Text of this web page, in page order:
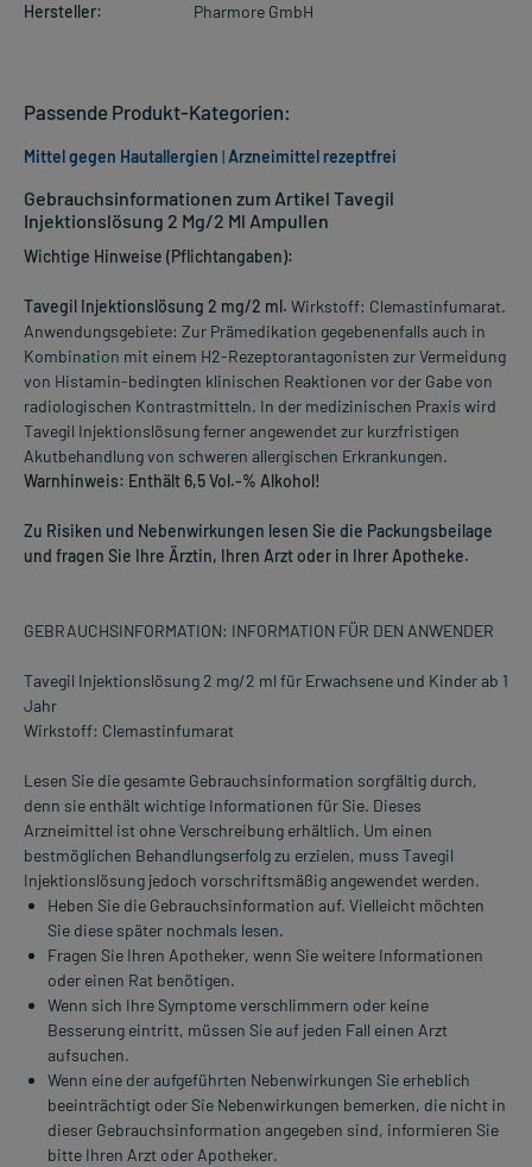
Hersteller:
Pharmore GmbH
Gebrauchsinformationen zum Artikel Tavegil
Injektionslösung 2 Mg/2 Ml Ampullen
Wichtige Hinweise (Pflichtangaben):
Tavegil Injektionslösung 2 mg/2 ml. Wirkstoff: Clemastinfumarat.
Anwendungsgebiete: Zur Prämedikation gegebenenfalls auch in
Kombination mit einem H2-Rezeptorantagonisten zur Vermeidung
von Histamin-bedingten klinischen Reaktionen vor der Gabe von
radiologischen Kontrastmitteln. In der medizinischen Praxis wird
Tavegil Injektionslösung ferner angewendet zur kurzfristigen
Akutbehandlung von schweren allergischen Erkrankungen.
Warnhinweis: Enthält 6,5 Vol.-% Alkohol!
Zu Risiken und Nebenwirkungen lesen Sie die Packungsbeilage
und fragen Sie Ihre Ärztin, Ihren Arzt oder in Ihrer Apotheke.
GEBRAUCHSINFORMATION: INFORMATION FÜR DEN ANWENDER
Tavegil Injektionslösung 2 mg/2 ml für Erwachsene und Kinder ab 1
Jahr
Wirkstoff: Clemastinfumarat
Lesen Sie die gesamte Gebrauchsinformation sorgfältig durch,
denn sie enthält wichtige Informationen für Sie. Dieses
Arzneimittel ist ohne Verschreibung erhältlich. Um einen
bestmöglichen Behandlungserfolg zu erzielen, muss Tavegil
Injektionslösung jedoch vorschriftsmäßig angewendet werden.
Heben Sie die Gebrauchsinformation auf. Vielleicht möchten
Sie diese später nochmals lesen.
Fragen Sie Ihren Apotheker, wenn Sie weitere Informationen
oder einen Rat benötigen.
Wenn sich Ihre Symptome verschlimmern oder keine
Besserung eintritt, müssen Sie auf jeden Fall einen Arzt
aufsuchen.
Wenn eine der aufgeführten Nebenwirkungen Sie erheblich
beeinträchtigt oder Sie Nebenwirkungen bemerken, die nicht in
dieser Gebrauchsinformation angegeben sind, informieren Sie
bitte Ihren Arzt oder Apotheker.
Passende Produkt-Kategorien:
Mittel gegen Hautallergien |Arzneimittel rezeptfrei